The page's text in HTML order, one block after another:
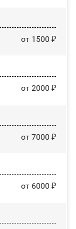
от 1500 ₽
от 2000 ₽
от 7000 ₽
от 6000 ₽